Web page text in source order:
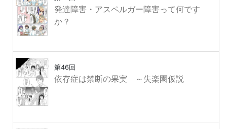
発達障害・アスペルガー障害って何です
か？
第46回
依存症は禁断の果実 ～失楽園仮説